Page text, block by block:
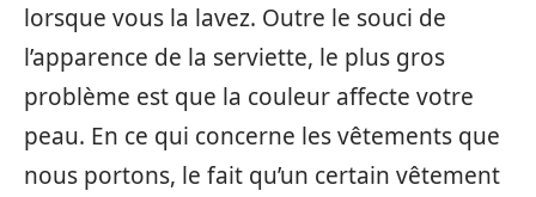
lorsque vous la lavez. Outre le souci de
l’apparence de la serviette, le plus gros
problème est que la couleur affecte votre
peau. En ce qui concerne les vêtements que
nous portons, le fait qu’un certain vêtement